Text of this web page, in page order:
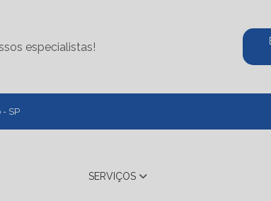
especialistas!
- SP
SERVIÇOS